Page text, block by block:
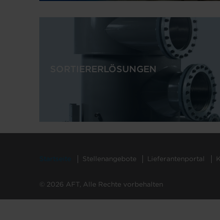
SORTIERERLÖSUNGEN
Startseite Stellenangebote Lieferantenportal
© 2026 AFT, Alle Rechte vorbehalten